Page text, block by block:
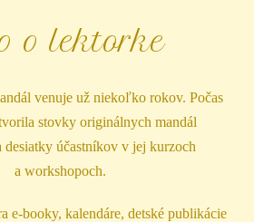
o lektorke
venuje už niekoľko rokov. Počas
stovky originálnych mandál
desiatky účastníkov v jej kurzoch
a workshopoch.
e-booky, kalendáre, detské publikácie